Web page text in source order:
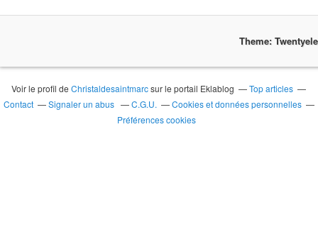
Theme:
Voir le profil deChristaldesaintmarcsur le portail Eklablog
Top articles
Contact
Signaler un abus C.G.U.
Cookies et données personnelles
Préférences cookies